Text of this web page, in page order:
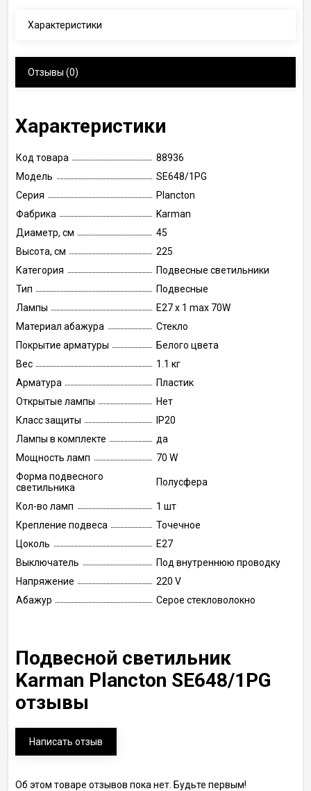
Характеристики
Отзывы (0)
Характеристики
Код товара
88936
Модель
SE648/1PG
Серия
Plancton
Фабрика
Karman
Диаметр, см
45
Высота, см
225
Категория
Подвесные светильники
Тип
Подвесные
Лампы
E27 x 1 max 70W
Материал абажура
Стекло
Покрытие арматуры
Белого цвета
Вес
1.1 кг
Арматура
Пластик
Открытые лампы
Нет
Класс защиты
IP20
Лампы в комплекте
да
Мощность ламп
70 W
Форма подвесного
светильника
Полусфера
Кол-во ламп
1 шт
Крепление подвеса
Точечное
Цоколь
E27
Выключатель
Под внутреннюю проводку
Напряжение
220 V
Абажур
Серое стекловолокно
Подвесной светильник
Karman Plancton SE648/1PG
отзывы
Написать отзыв
Об этом товаре отзывов пока нет. Будьте первым!